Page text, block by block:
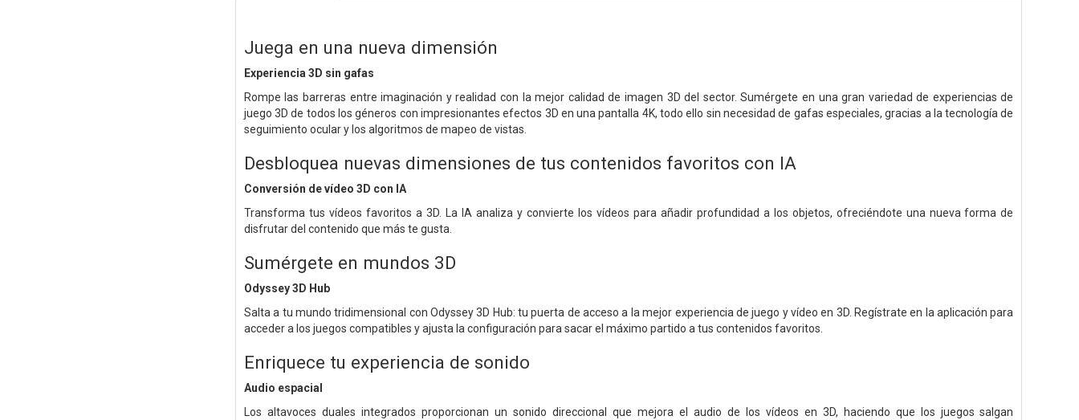
Juega en una nueva dimensión
Experiencia 3D sin gafas
Rompe las barreras entre imaginación y realidad con la mejor calidad de imagen 3D del sector. Sumérgete en una gran variedad de experiencias de
juego 3D de todos los géneros con impresionantes efectos 3D en una pantalla 4K, todo ello sin necesidad de gafas especiales, gracias a la tecnología de
seguimiento ocular y los algoritmos de mapeo de vistas.
Desbloquea nuevas dimensiones de tus contenidos favoritos con IA
Conversión de vídeo 3D con IA
Transforma tus vídeos favoritos a 3D. La IA analiza y convierte los vídeos para añadir profundidad a los objetos, ofreciéndote una nueva forma de
disfrutar del contenido que más te gusta.
Sumérgete en mundos 3D
Odyssey 3D Hub
Salta a tu mundo tridimensional con Odyssey 3D Hub: tu puerta de acceso a la mejor experiencia de juego y vídeo en 3D. Regístrate en la aplicación para
acceder a los juegos compatibles y ajusta la configuración para sacar el máximo partido a tus contenidos favoritos.
Enriquece tu experiencia de sonido
Audio espacial
Los altavoces duales integrados proporcionan un sonido direccional que mejora el audio de los vídeos en 3D, haciendo que los juegos salgan